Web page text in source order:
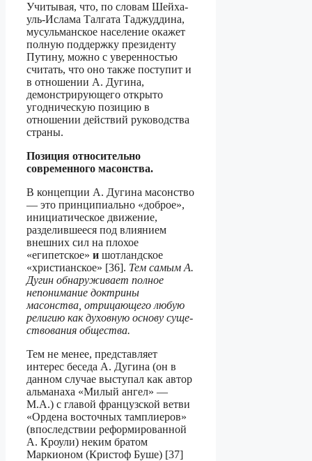
Учитывая, что, по словам Шейха-
уль-Ислама Талгата Таджуддина,
мусульман­ское население окажет
полную поддержку президенту
Путину, можно с увереннос­тью
считать, что оно также поступит и
в отношении А. Дугина,
демонстрирующего открыто
угодническую позицию в
отношении действий руководства
страны.
Позиция относительно
современного масонства.
В концепции А. Дугина масонство
— это принципиально «доброе»,
инициатическое движение,
разделившееся под влиянием
внешних сил на плохое
«египетское» и шотландское
«христианское» [36]. Тем самым А.
Дугин обнаруживает полное
непони­мание доктрины
масонства, отрицающего любую
религию как духовную основу суще­
ствования общества.
Тем не менее, представляет
интерес беседа А. Дугина (он в
данном случае выс­тупал как автор
альманаха «Милый ангел» —
М.А.) с главой французской ветви
«Ордена восточных тамплиеров»
(впоследствии реформированной
А. Кроули) неким братом
Маркионом (Кристоф Буше) [37]